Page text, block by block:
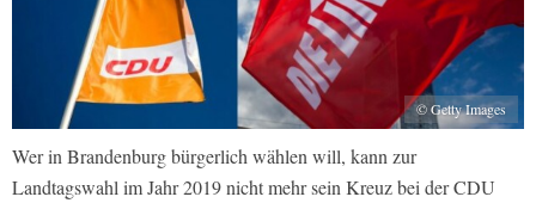
© Getty Images
Wer in Brandenburg bürgerlich wählen will, kann zur
Landtagswahl im Jahr 2019 nicht mehr sein Kreuz bei der CDU